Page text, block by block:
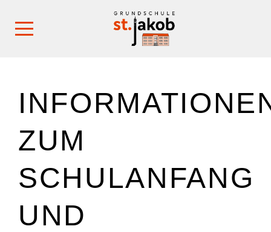
ZUM
SCHULANFANG
UND